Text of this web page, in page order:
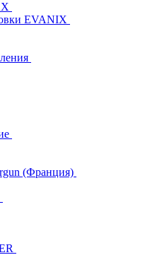
EVANIX
(Франция)